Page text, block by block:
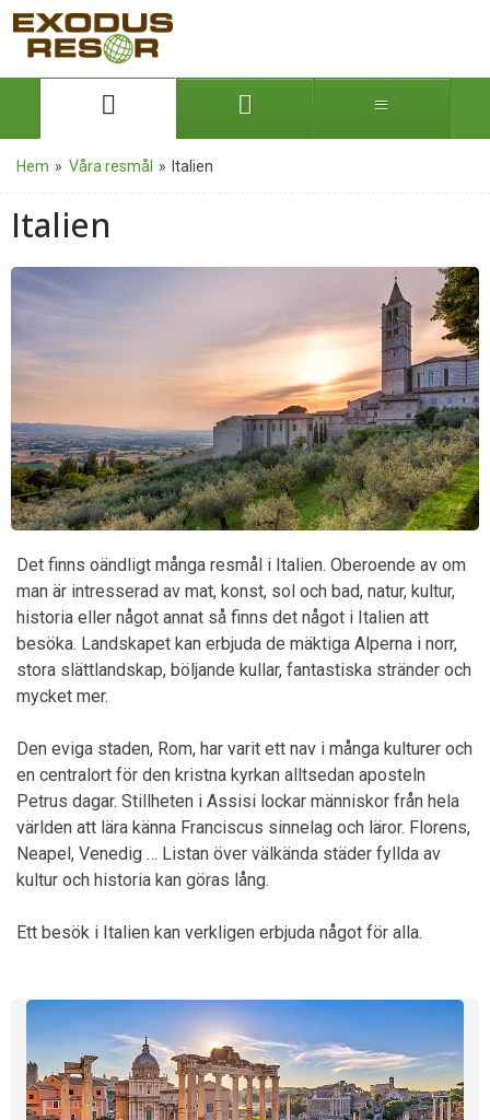
Hem » Våra resmål » Italien
Italien
Det finns oändligt många resmål i Italien. Oberoende av om
man är intresserad av mat, konst, sol och bad, natur, kultur,
historia eller något annat så finns det något i Italien att
besöka. Landskapet kan erbjuda de mäktiga Alperna i norr,
stora slättlandskap, böljande kullar, fantastiska stränder och
mycket mer.
Den eviga staden, Rom, har varit ett nav i många kulturer och
en centralort för den kristna kyrkan alltsedan aposteln
Petrus dagar. Stillheten i Assisi lockar människor från hela
världen att lära känna Franciscus sinnelag och läror. Florens,
Neapel, Venedig … Listan över välkända städer fyllda av
kultur och historia kan göras lång.
Ett besök i Italien kan verkligen erbjuda något för alla.